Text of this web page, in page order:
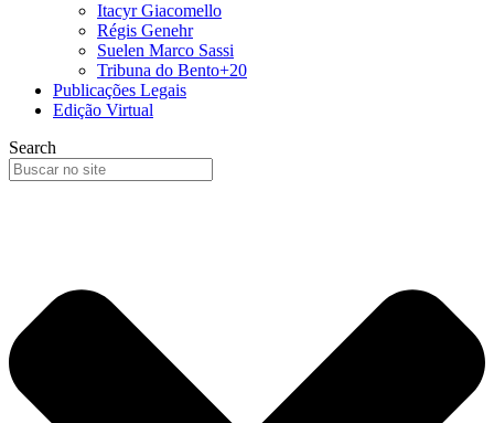
Itacyr Giacomello
Régis Genehr
Suelen Marco Sassi
Tribuna do Bento+20
Publicações Legais
Edição Virtual
Search